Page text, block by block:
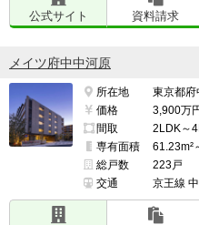
公式サイト 資料請求
メイツ府中中河原
所在地
東京都府
価格
3,900万
間取
2LDK～
専有面積
61.23m²
総戸数
223戸
交通
京王線